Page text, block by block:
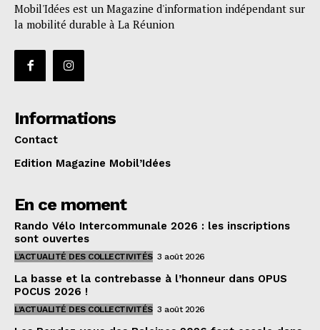
Mobil'Idées est un Magazine d'information indépendant sur
la mobilité durable à La Réunion
Informations
Contact
Edition Magazine Mobil’Idées
En ce moment
Rando Vélo Intercommunale 2026 : les inscriptions
sont ouvertes
L'ACTUALITÉ DES COLLECTIVITÉS 3 août 2026
La basse et la contrebasse à l’honneur dans OPUS
POCUS 2026 !
L'ACTUALITÉ DES COLLECTIVITÉS 3 août 2026